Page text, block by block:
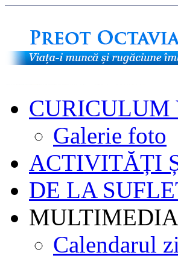
CURICULUM
Galerie foto
ACTIVITĂȚI
DE LA
MULTIMEDIA
Calendarul